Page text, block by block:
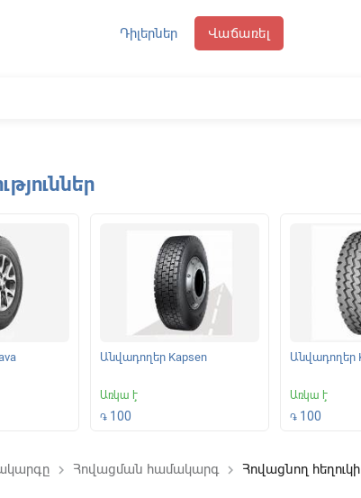
Դիլերներ Վաճառել
Անվադողեր Kapsen
Առկա է
֏ 100
Անվադողեր
Առկա է
֏ 100
keyboard_arrow_right Հովացման համակարգ keyboard_arrow_right Հովացնող հեղուկի